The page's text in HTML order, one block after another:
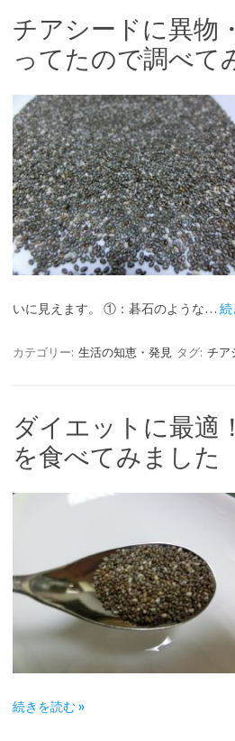
チアシードに異物
ってたので調べて
いに見えます。 ①：碁石のような… 続
カテゴリー: 生活の知恵・発見 タグ: チア
ダイエットに最適
を食べてみました
続きを読む »